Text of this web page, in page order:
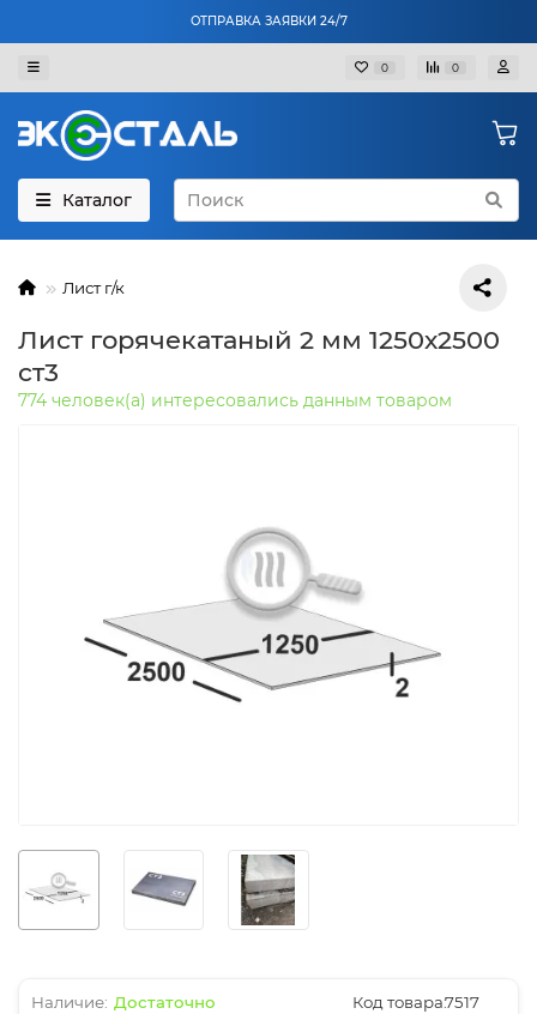
ОТПРАВКА ЗАЯВКИ 24/7
0 0
Каталог
Лист г/к
Лист горячекатаный 2 мм 1250х2500
ст3
774 человек(а) интересовались данным товаром
Достаточно Код товара:7517